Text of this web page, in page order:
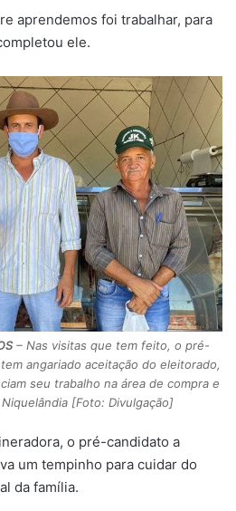
aprendemos foi trabalhar, para
ele.
– Nas visitas que tem feito, o pré-
angariado aceitação do eleitorado,
seu trabalho na área de compra e
[Foto: Divulgação]
o pré-candidato a
um tempinho para cuidar do
da família.